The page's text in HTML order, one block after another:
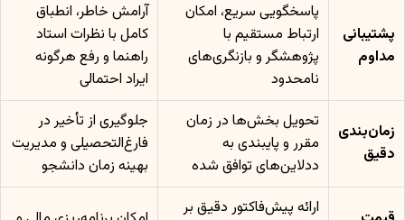
پشتیبانی
مداوم
پاسخگویی سریع، امکان
ارتباط مستقیم با
پژوهشگر و بازنگری‌های
نامحدود
آرامش خاطر، انطباق
کامل با نظرات استاد
راهنما و رفع هرگونه
ایراد احتمالی
زمان‌بندی
دقیق
تحویل بخش‌ها در زمان
مقرر و پایبندی به
ددلاین‌های توافق شده
جلوگیری از تأخیر در
فارغ‌التحصیلی و مدیریت
بهینه زمان دانشجو
ارائه پیش‌فاکتور دقیق بر